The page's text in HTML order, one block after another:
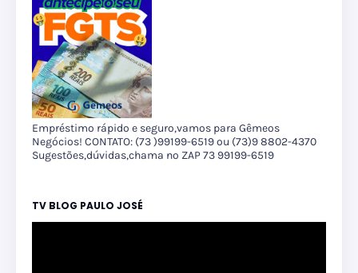
Empréstimo rápido e seguro,vamos para Gêmeos
Negócios! CONTATO: (73 )99199-6519 ou (73)9 8802-4370
Sugestões,dúvidas,chama no ZAP 73 99199-6519
TV BLOG PAULO JOSÉ